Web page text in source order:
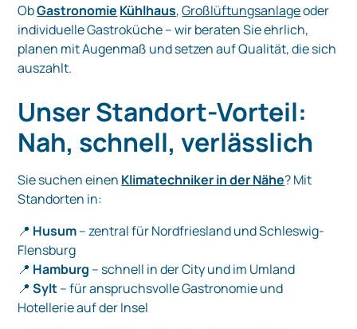
ObGastronomie Kühlhaus,Großlüftungsanlageoder
individuelle Gastroküche – wir beraten Sie ehrlich,
planen mit Augenmaß und setzen auf Qualität, die sich
auszahlt.
Unser Standort-Vorteil:
Nah, schnell, verlässlich
Sie suchen einen Klimatechniker in der Nähe? Mit
Standorten in:
📍 Husum– zentral für Nordfriesland und Schleswig-
Flensburg
📍 Hamburg – schnell in der City und im Umland
📍Sylt– für anspruchsvolle Gastronomie und
Hotellerie auf der Insel